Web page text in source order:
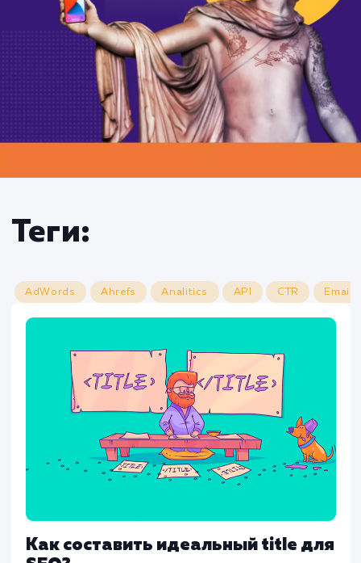
Теги:
AdWords Analitics